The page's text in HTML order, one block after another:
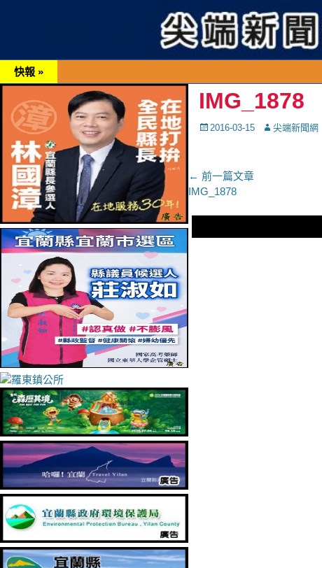
快報 »
IMG_1878
Posted
2016-03-15 Autor尖端新聞網
文
章
導
← 前一篇文章
上
篇
文
IMG_1878